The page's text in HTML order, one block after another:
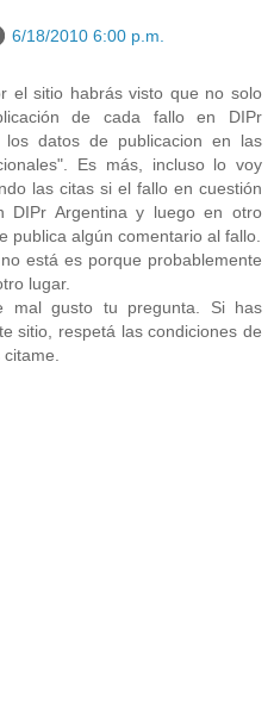
6/18/2010 6:00 p.m.
el sitio habrás visto que no solo
de cada fallo en DIPr
los datos de publicacion en las
Es más, incluso lo voy
las citas si el fallo en cuestión
DIPr Argentina y luego en otro
publica algún comentario al fallo.
está es porque probablemente
lugar.
mal gusto tu pregunta. Si has
sitio, respetá las condiciones de